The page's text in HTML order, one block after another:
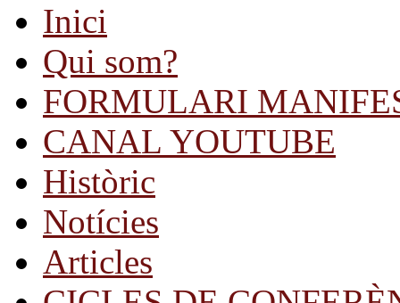
Inici
Qui som?
FORMULARI
CANAL YOUTUBE
Històric
Notícies
Articles